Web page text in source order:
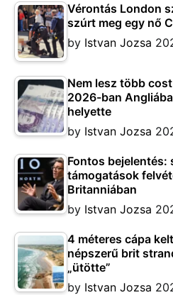
Vérontás London
szúrt meg egy nő
by Istvan Jozsa
Nem lesz több
2026-ban
helyette
by Istvan Jozsa
Fontos
támogatások
Britanniában
by Istvan Jozsa
4 méteres cápa
népszerű brit
„ütötte”
by Istvan Jozsa